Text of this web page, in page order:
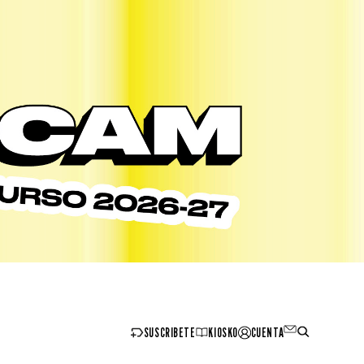
SUSCRIBETE KIOSKO CUENTA